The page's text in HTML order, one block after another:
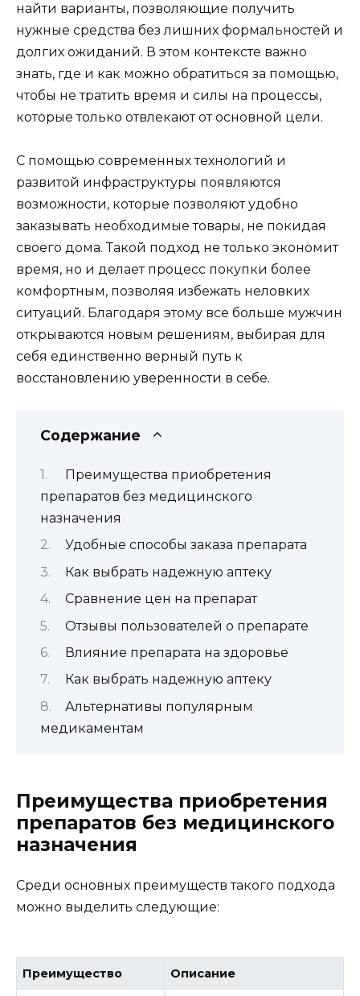
найти варианты, позволяющие получить
нужные средства без лишних формальностей и
долгих ожиданий. В этом контексте важно
знать, где и как можно обратиться за помощью,
чтобы не тратить время и силы на процессы,
которые только отвлекают от основной цели.
С помощью современных технологий и
развитой инфраструктуры появляются
возможности, которые позволяют удобно
заказывать необходимые товары, не покидая
своего дома. Такой подход не только экономит
время, но и делает процесс покупки более
комфортным, позволяя избежать неловких
ситуаций. Благодаря этому все больше мужчин
открываются новым решениям, выбирая для
себя единственно верный путь к
восстановлению уверенности в себе.
Содержание
Преимущества приобретения
препаратов без медицинского
назначения
Удобные способы заказа препарата
Как выбрать надежную аптеку
Сравнение цен на препарат
Отзывы пользователей о препарате
Влияние препарата на здоровье
Как выбрать надежную аптеку
Альтернативы популярным
медикаментам
Преимущества приобретения
препаратов без медицинского
назначения
Среди основных преимуществ такого подхода
можно выделить следующие:
Преимущество Описание